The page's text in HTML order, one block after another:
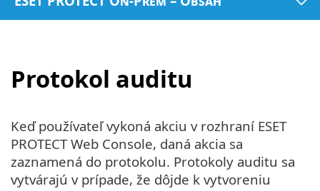
Protokol auditu
Keď používateľ vykoná akciu v rozhraní ESET
PROTECT Web Console, daná akcia sa
zaznamená do protokolu. Protokoly auditu sa
vytvárajú v prípade, že dôjde k vytvoreniu